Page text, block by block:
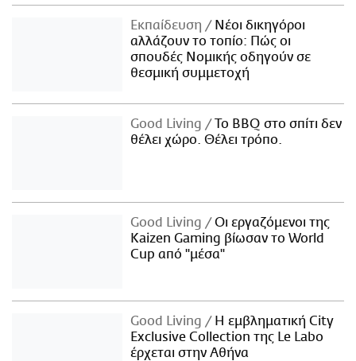
Εκπαίδευση
Νέοι δικηγόροι
αλλάζουν το τοπίο: Πώς οι
σπουδές Νομικής οδηγούν σε
θεσμική συμμετοχή
Good Living
Το BBQ στο σπίτι δεν
θέλει χώρο. Θέλει τρόπο.
Good Living
Οι εργαζόμενοι της
Kaizen Gaming βίωσαν το World
Cup από "μέσα"
Good Living
Η εμβληματική City
Exclusive Collection της Le Labo
έρχεται στην Αθήνα